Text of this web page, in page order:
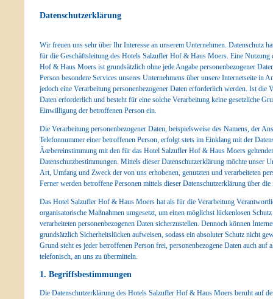
Datenschutzerklärung
Wir freuen uns sehr über Ihr Interesse an unserem Unternehmen. Datenschutz
für die Geschäftsleitung des Hotels Salzufler Hof & Haus Moers. Eine Nutzung
Hof & Haus Moers ist grundsätzlich ohne jede Angabe personenbezogener
Person besondere Services unseres Unternehmens über unsere Internetseite in
jedoch eine Verarbeitung personenbezogener Daten erforderlich werden. Ist die
Daten erforderlich und besteht für eine solche Verarbeitung keine gesetzliche
Einwilligung der betroffenen Person ein.
Die Verarbeitung personenbezogener Daten, beispielsweise des Namens, der
Telefonnummer einer betroffenen Person, erfolgt stets im Einklang mit der
Ãœbereinstimmung mit den für das Hotel Salzufler Hof & Haus Moers
Datenschutzbestimmungen. Mittels dieser Datenschutzerklärung möchte unser
Art, Umfang und Zweck der von uns erhobenen, genutzten und verarbeiteten
Ferner werden betroffene Personen mittels dieser Datenschutzerklärung über
Das Hotel Salzufler Hof & Haus Moers hat als für die Verarbeitung
organisatorische Maßnahmen umgesetzt, um einen möglichst lückenlosen
verarbeiteten personenbezogenen Daten sicherzustellen. Dennoch können
grundsätzlich Sicherheitslücken aufweisen, sodass ein absoluter Schutz nicht
Grund steht es jeder betroffenen Person frei, personenbezogene Daten auch auf
telefonisch, an uns zu übermitteln.
1. Begriffsbestimmungen
Die Datenschutzerklärung des Hotels Salzufler Hof & Haus Moers beruht auf